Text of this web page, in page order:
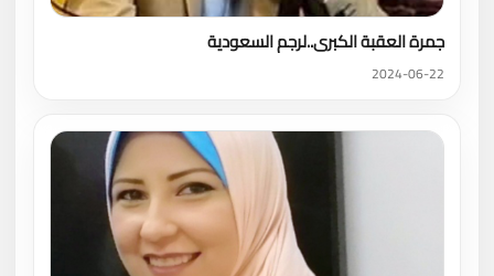
جمرة العقبة الكبرى..لرجم السعودية
2024-06-22